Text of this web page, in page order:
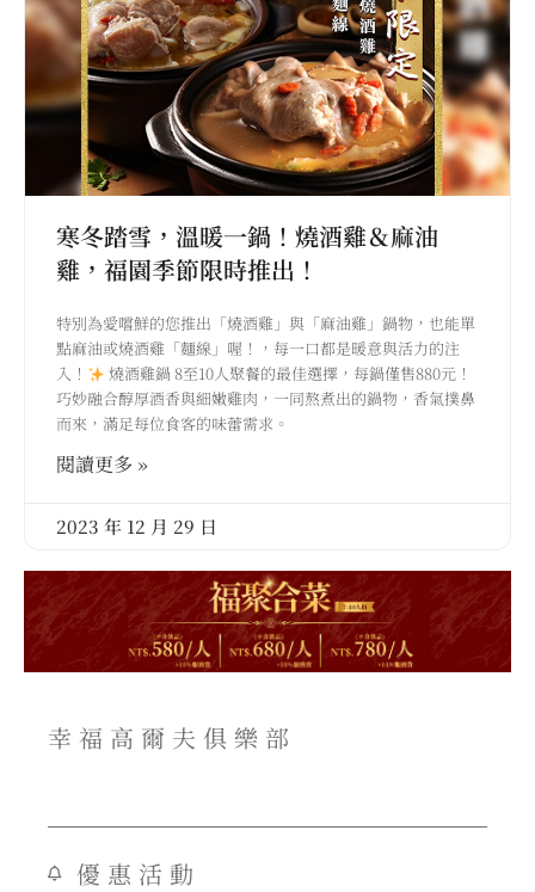
寒冬踏雪，溫暖一鍋！燒酒雞＆麻油
雞，福園季節限時推出！
特別為愛嚐鮮的您推出「燒酒雞」與「麻油雞」鍋物，也能單
點麻油或燒酒雞「麵線」喔！，每一口都是暖意與活力的注
入！
燒酒雞鍋 8至10人聚餐的最佳選擇，每鍋僅售880元！
巧妙融合醇厚酒香與細嫩雞肉，一同熬煮出的鍋物，香氣撲鼻
而來，滿足每位食客的味蕾需求。
閱讀更多 »
2023 年 12 月 29 日
幸福高爾夫俱樂部
優惠活動